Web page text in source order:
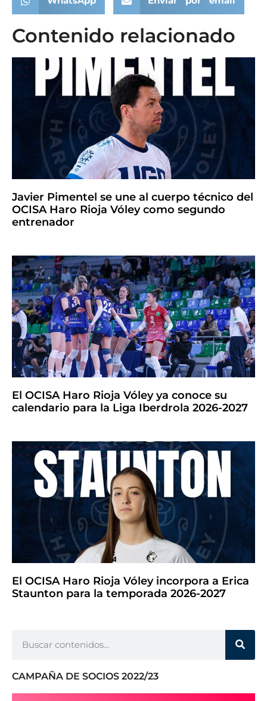
Contenido relacionado
Javier Pimentel se une al cuerpo técnico del
OCISA Haro Rioja Vóley como segundo
entrenador
El OCISA Haro Rioja Vóley ya conoce su
calendario para la Liga Iberdrola 2026-2027
El OCISA Haro Rioja Vóley incorpora a Erica
Staunton para la temporada 2026-2027
CAMPAÑA DE SOCIOS 2022/23